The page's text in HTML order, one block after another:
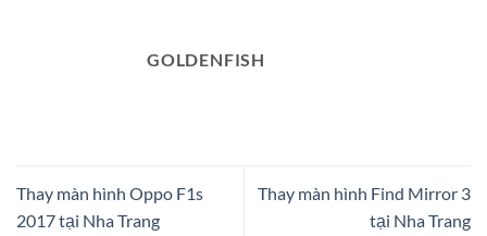
GOLDENFISH
Thay màn hình Oppo F1s
2017 tại Nha Trang
Thay màn hình Find Mirror 3
tại Nha Trang